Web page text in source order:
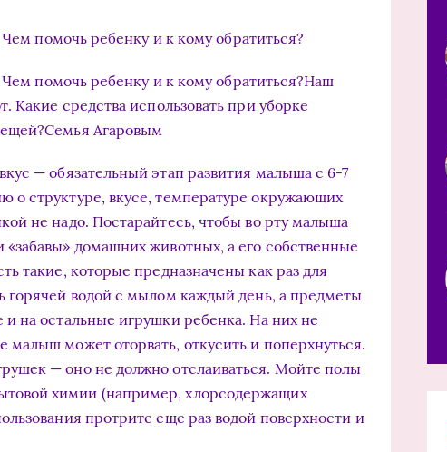
помочь ребенку и к кому об­ратиться?
Чем помочь ребенку и к кому об­ратиться?Наш
Какие средства использовать при уборке
Агаровым
— обязательный этап раз­вития малыша с 6-7
о струк­туре, вкусе, температуре окружающих
не надо. Постарайтесь, чтобы во рту малыша
«забавы» домашних жи­вотных, а его собственные
такие, которые предназначены как раз для
горячей водой с мылом каждый день, а предметы
на остальные игрушки ре­бенка. На них не
может ото­рвать, откусить и поперхнуться.
— оно не должно отслаиваться. Мой­те полы
химии (например, хлорсодержащих
протрите еще раз водой поверхности и